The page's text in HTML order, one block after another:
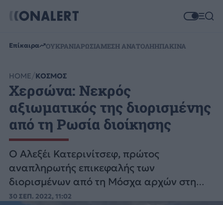
Επίκαιρα ΟΥΚΡΑΝΙΑΡΩΣΙΑΜΕΣΗ ΑΝΑΤΟΛΗΗΠΑΚΙΝΑ
HOME ΚΟΣΜΟΣ
Χερσώνα: Νεκρός
αξιωματικός της διορισμένης
από τη Ρωσία διοίκησης
Ο Αλεξέι Κατερινίτσεφ, πρώτος
αναπληρωτής επικεφαλής των
διορισμένων από τη Μόσχα αρχών στη
Χερσώνα, αρμόδιος για την ασφάλεια,
30 ΣΕΠ. 2022, 11:02